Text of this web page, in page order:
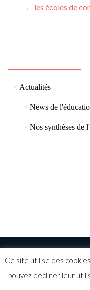
Post
← les écoles de
Actualités(73)
News de
Nos synthèses de
©ELEAD 2015 Mentions
Ce site utilise des
pouvez décliner leur